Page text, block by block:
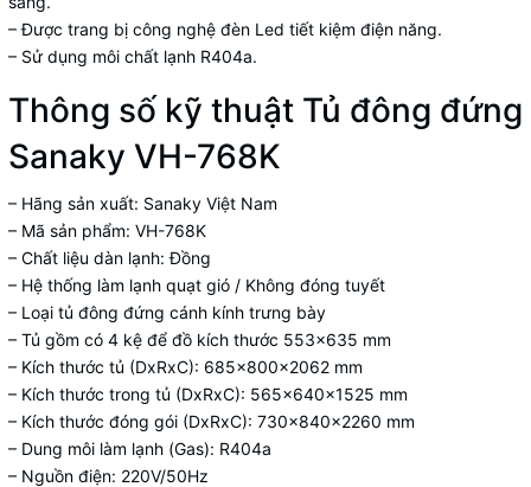
– Được trang bị công nghệ đèn Led tiết kiệm điện năng.
– Sử dụng môi chất lạnh R404a.
Thông số kỹ thuật Tủ đông đứng
Sanaky VH-768K
– Hãng sản xuất: Sanaky Việt Nam
– Mã sản phẩm: VH-768K
– Chất liệu dàn lạnh: Đồng
– Hệ thống làm lạnh quạt gió / Không đóng tuyết
– Loại tủ đông đứng cánh kính trưng bày
– Tủ gồm có 4 kệ để đồ kích thước 553×635 mm
– Kích thước tủ (DxRxC): 685×800×2062 mm
– Kích thước trong tủ (DxRxC): 565×640×1525 mm
– Kích thước đóng gói (DxRxC): 730×840×2260 mm
– Dung môi làm lạnh (Gas): R404a
– Nguồn điện: 220V/50Hz